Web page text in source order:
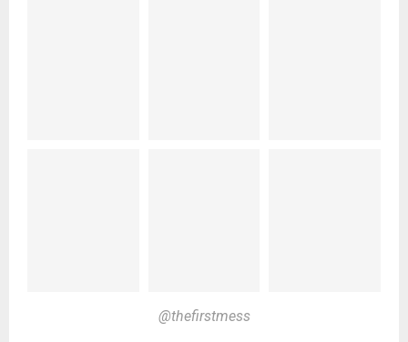
@thefirstmess